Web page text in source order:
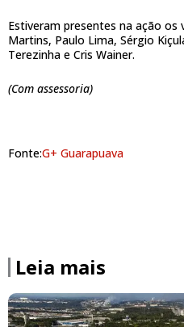
Estiveram presentes na ação os
Martins, Paulo Lima, Sérgio
Terezinha e Cris Wainer.
(Com assessoria)
Fonte:G+ Guarapuava
Leia mais